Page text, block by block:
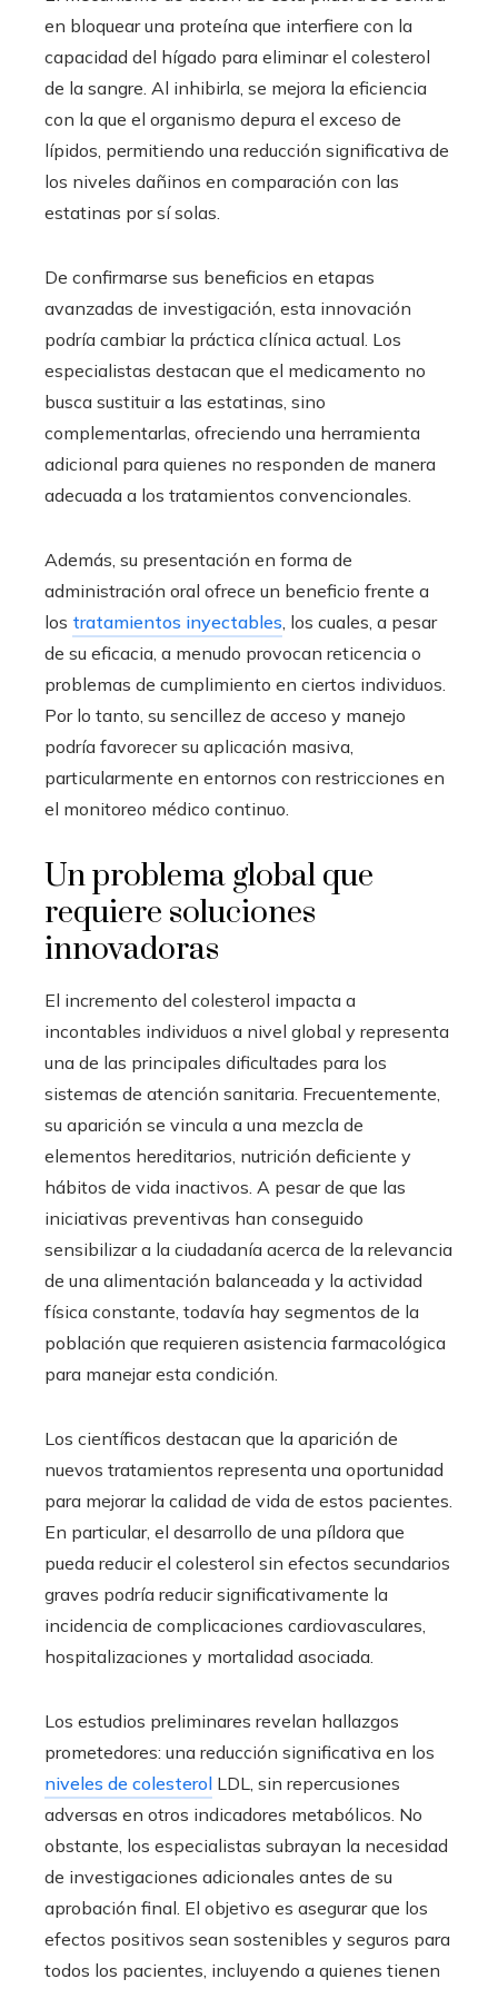
en bloquear una proteína que interfiere con la
capacidad del hígado para eliminar el colesterol
de la sangre. Al inhibirla, se mejora la eficiencia
con la que el organismo depura el exceso de
lípidos, permitiendo una reducción significativa de
los niveles dañinos en comparación con las
estatinas por sí solas.
De confirmarse sus beneficios en etapas
avanzadas de investigación, esta innovación
podría cambiar la práctica clínica actual. Los
especialistas destacan que el medicamento no
busca sustituir a las estatinas, sino
complementarlas, ofreciendo una herramienta
adicional para quienes no responden de manera
adecuada a los tratamientos convencionales.
Además, su presentación en forma de
administración oral ofrece un beneficio frente a
los tratamientos inyectables, los cuales, a pesar
de su eficacia, a menudo provocan reticencia o
problemas de cumplimiento en ciertos individuos.
Por lo tanto, su sencillez de acceso y manejo
podría favorecer su aplicación masiva,
particularmente en entornos con restricciones en
el monitoreo médico continuo.
Un problema global que
requiere soluciones
innovadoras
El incremento del colesterol impacta a
incontables individuos a nivel global y representa
una de las principales dificultades para los
sistemas de atención sanitaria. Frecuentemente,
su aparición se vincula a una mezcla de
elementos hereditarios, nutrición deficiente y
hábitos de vida inactivos. A pesar de que las
iniciativas preventivas han conseguido
sensibilizar a la ciudadanía acerca de la relevancia
de una alimentación balanceada y la actividad
física constante, todavía hay segmentos de la
población que requieren asistencia farmacológica
para manejar esta condición.
Los científicos destacan que la aparición de
nuevos tratamientos representa una oportunidad
para mejorar la calidad de vida de estos pacientes.
En particular, el desarrollo de una píldora que
pueda reducir el colesterol sin efectos secundarios
graves podría reducir significativamente la
incidencia de complicaciones cardiovasculares,
hospitalizaciones y mortalidad asociada.
Los estudios preliminares revelan hallazgos
prometedores: una reducción significativa en los
niveles de colesterol LDL, sin repercusiones
adversas en otros indicadores metabólicos. No
obstante, los especialistas subrayan la necesidad
de investigaciones adicionales antes de su
aprobación final. El objetivo es asegurar que los
efectos positivos sean sostenibles y seguros para
todos los pacientes, incluyendo a quienes tienen